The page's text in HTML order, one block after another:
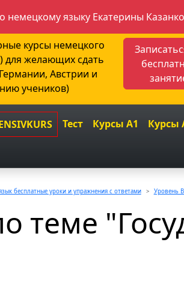
языку Екатерины
курсы немецкого
) для желающих сдать
Австрии и
учеников)
Тест Курсы A1 Курсы
бесплатные уроки и упражнения с ответами Уровень
теме